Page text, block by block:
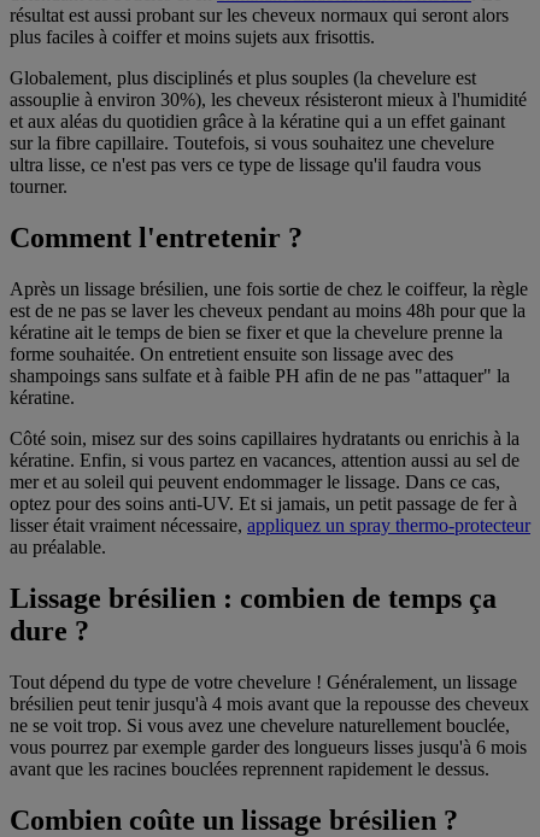
résultat est aussi probant sur les cheveux normaux qui seront alors
plus faciles à coiffer et moins sujets aux frisottis.
Globalement, plus disciplinés et plus souples (la chevelure est
assouplie à environ 30%), les cheveux résisteront mieux à l'humidité
et aux aléas du quotidien grâce à la kératine qui a un effet gainant
sur la fibre capillaire. Toutefois, si vous souhaitez une chevelure
ultra lisse, ce n'est pas vers ce type de lissage qu'il faudra vous
tourner.
Comment l'entretenir ?
Après un lissage brésilien, une fois sortie de chez le coiffeur, la règle
est de ne pas se laver les cheveux pendant au moins 48h pour que la
kératine ait le temps de bien se fixer et que la chevelure prenne la
forme souhaitée. On entretient ensuite son lissage avec des
shampoings sans sulfate et à faible PH afin de ne pas "attaquer" la
kératine.
Côté soin, misez sur des soins capillaires hydratants ou enrichis à la
kératine. Enfin, si vous partez en vacances, attention aussi au sel de
mer et au soleil qui peuvent endommager le lissage. Dans ce cas,
optez pour des soins anti-UV. Et si jamais, un petit passage de fer à
lisser était vraiment nécessaire, appliquez un spray thermo-protecteur
au préalable.
Lissage brésilien : combien de temps ça
dure ?
Tout dépend du type de votre chevelure ! Généralement, un lissage
brésilien peut tenir jusqu'à 4 mois avant que la repousse des cheveux
ne se voit trop. Si vous avez une chevelure naturellement bouclée,
vous pourrez par exemple garder des longueurs lisses jusqu'à 6 mois
avant que les racines bouclées reprennent rapidement le dessus.
Combien coûte un lissage brésilien ?